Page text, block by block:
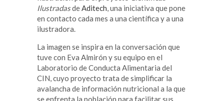
IlustradasdeAditech, una iniciativa que pone
en contacto cada mes a una científica y a una
ilustradora.
La imagen se inspira en la conversación que
tuve con Eva Almirón y su equipo en el
Laboratorio de Conducta Alimentaria del
CIN, cuyo proyecto trata de simplificar la
avalancha de información nutricional a la que
se enfrenta la población para facilitar sus